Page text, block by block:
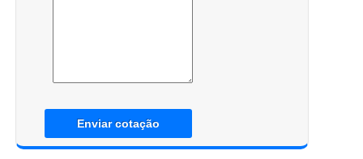
Enviar cotação